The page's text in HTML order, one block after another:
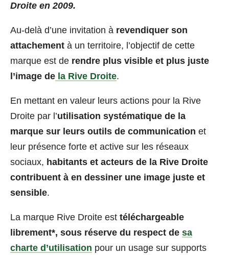
Droite en 2009.
Au-delà d’une invitation à revendiquer son
attachement à un territoire, l’objectif de cette
marque est de rendre plus visible et plus juste
l’image de la Rive Droite.
En mettant en valeur leurs actions pour la Rive
Droite par l’utilisation systématique de la
marque sur leurs outils de communication et
leur présence forte et active sur les réseaux
sociaux, habitants et acteurs de la Rive Droite
contribuent à en dessiner une image juste et
sensible.
La marque Rive Droite est téléchargeable
librement*, sous réserve du respect de sa
charte d’utilisation (nouvelle
pour un usage sur supports